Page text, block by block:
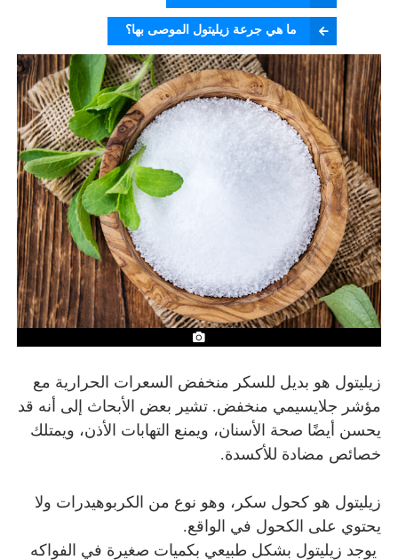
ما هي جرعة زيليتول الموصى بها؟
زيليتول هو بديل للسكر منخفض السعرات الحرارية مع
مؤشر جلايسيمي منخفض. تشير بعض الأبحاث إلى أنه قد
يحسن أيضًا صحة الأسنان، ويمنع التهابات الأذن، ويمتلك
خصائص مضادة للأكسدة.
زيليتول هو كحول سكر، وهو نوع من الكربوهيدرات ولا
يحتوي على الكحول في الواقع.
يوجد زيليتول بشكل طبيعي بكميات صغيرة في الفواكه